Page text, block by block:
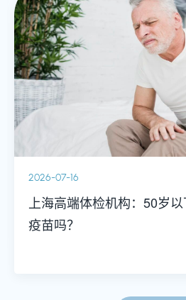
2026-07-16
上海高端体检机构：50岁
疫苗吗？